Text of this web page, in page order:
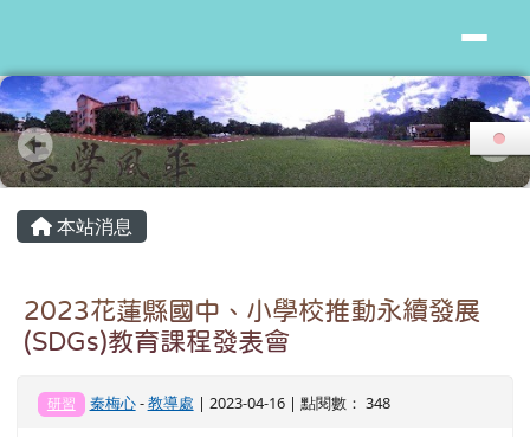
主內容區域
本站消息
2023花蓮縣國中、小學校推動永續發展
(SDGs)教育課程發表會
研習 秦梅心-教導處 | 2023-04-16 | 點閱數： 348
頁尾區域